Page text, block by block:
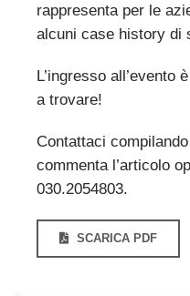
rappresenta per le
alcuni case history di
L’ingresso all’evento
a trovare!
Contattaci
commenta l’articolo
030.2054803.
SCARICA PDF